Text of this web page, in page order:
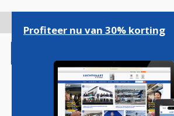
gaan
Profiteer nu van 30% korting